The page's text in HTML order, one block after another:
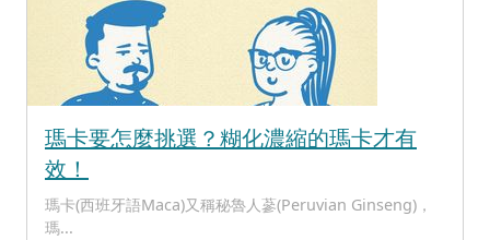
瑪卡要怎麼挑選？糊化濃縮的瑪卡才有
效！
瑪卡(西班牙語Maca)又稱秘魯人蔘(Peruvian Ginseng)，
瑪...